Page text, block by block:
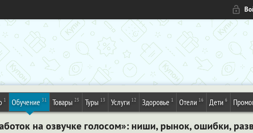
1 Обучение 31 Товары 25 Туры 13 Услуги 12 Здоровье 1 Отели 16 Дети 6
на озвучке голосом»: ниши, рынок, ошибки,